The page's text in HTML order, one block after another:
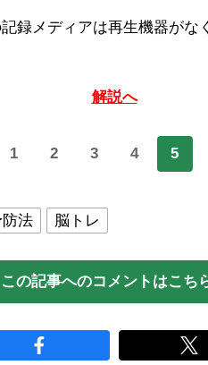
録メディアは再生機器がな
解説へ
1 2 3 4 5
法 脳トレ
この記事へのコメントはこち